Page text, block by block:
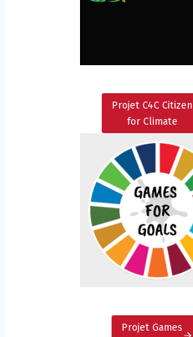
Projet C4C Citizen
for Climate
Projet Games